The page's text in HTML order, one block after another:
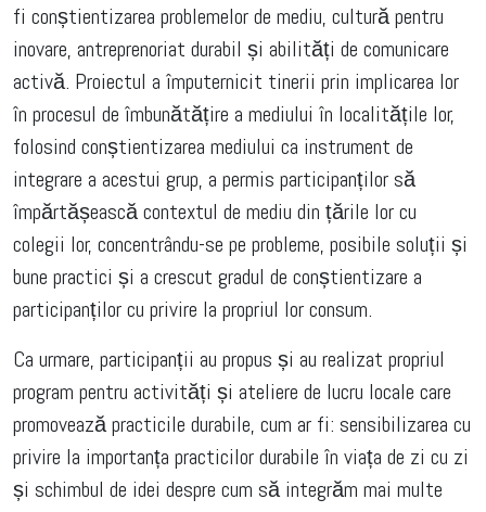
fi conștientizarea problemelor de mediu, cultură pentru
inovare, antreprenoriat durabil și abilități de comunicare
activă. Proiectul a împuternicit tinerii prin implicarea lor
în procesul de îmbunătățire a mediului în localitățile lor,
folosind conștientizarea mediului ca instrument de
integrare a acestui grup, a permis participanților să
împărtășească contextul de mediu din țările lor cu
colegii lor, concentrându-se pe probleme, posibile soluții și
bune practici și a crescut gradul de conștientizare a
participanților cu privire la propriul lor consum.
Ca urmare, participanții au propus și au realizat propriul
program pentru activități și ateliere de lucru locale care
promovează practicile durabile, cum ar fi: sensibilizarea cu
privire la importanța practicilor durabile în viața de zi cu zi
și schimbul de idei despre cum să integrăm mai multe